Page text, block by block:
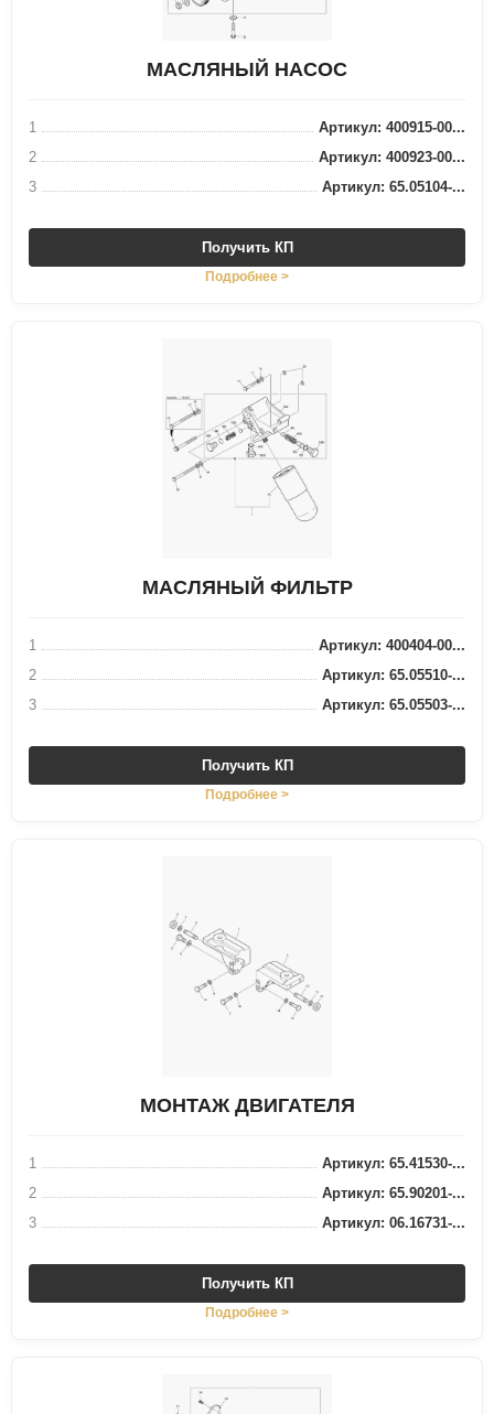
МАСЛЯНЫЙ НАСОС
1
Артикул: 400915-00...
2
Артикул: 400923-00...
3
Артикул: 65.05104-...
Получить КП
Подробнее >
МАСЛЯНЫЙ ФИЛЬТР
1
Артикул: 400404-00...
2
Артикул: 65.05510-...
3
Артикул: 65.05503-...
Получить КП
Подробнее >
МОНТАЖ ДВИГАТЕЛЯ
1
Артикул: 65.41530-...
2
Артикул: 65.90201-...
3
Артикул: 06.16731-...
Получить КП
Подробнее >